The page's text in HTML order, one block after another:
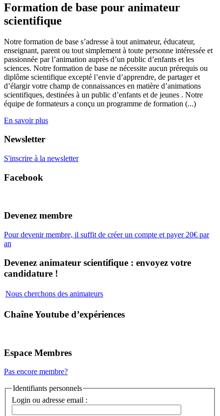
Formation de base pour animateur
scientifique
Notre formation de base s’adresse à tout animateur, éducateur,
enseignant, parent ou tout simplement à toute personne intéressée et
passionnée par l’animation auprès d’un public d’enfants et les
sciences. Notre formation de base ne nécessite aucun prérequis ou
diplôme scientifique excepté l’envie d’apprendre, de partager et
d’élargir votre champ de connaissances en matière d’animations
scientifiques, destinées à un public d’enfants et de jeunes . Notre
équipe de formateurs a conçu un programme de formation (...)
En savoir plus
Newsletter
S'inscrire à la newsletter
Facebook
Devenez membre
Pour devenir membre, il suffit de créer un compte et payer 20€ par
an
Devenez animateur scientifique : envoyez votre
candidature !
Nous cherchons des animateurs
Chaîne Youtube d’expériences
Espace Membres
Pas encore membre?
Identifiants personnels
Login ou adresse email :